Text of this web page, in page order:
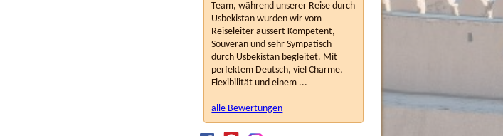
Team, während unserer Reise durch
Usbekistan wurden wir vom
Reiseleiter äussert Kompetent,
Souverän und sehr Sympatisch
durch Usbekistan begleitet. Mit
perfektem Deutsch, viel Charme,
Flexibilität und einem ...
alle Bewertungen